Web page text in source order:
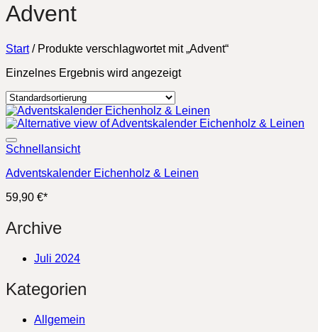
Advent
Start /Produkte verschlagwortet mit „Advent“
Einzelnes Ergebnis wird angezeigt
Schnellansicht
Adventskalender Eichenholz & Leinen
59,90 €*
Archive
Juli 2024
Kategorien
Allgemein